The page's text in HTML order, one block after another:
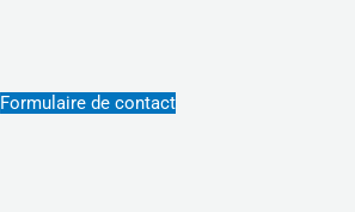
Formulaire de contact